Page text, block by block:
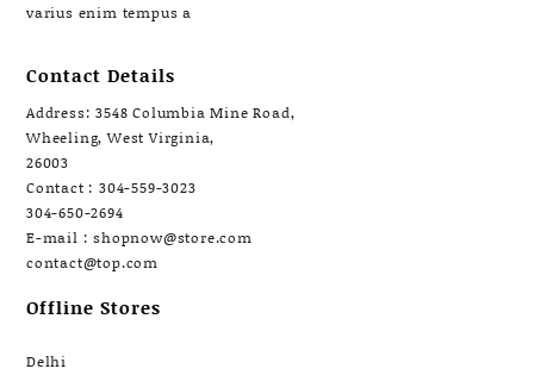
varius enim tempus a
Contact Details
Address: 3548 Columbia Mine Road,
Wheeling, West Virginia,
26003
Contact : 304-559-3023
304-650-2694
E-mail : shopnow@store.com
contact@top.com
Offline Stores
Delhi